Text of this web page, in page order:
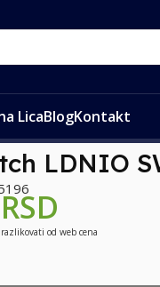
LicaBlogKontakt
LDNIO
RSD
od web cena